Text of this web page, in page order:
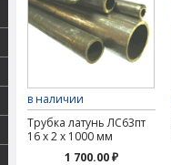
в наличии
Трубка латунь ЛС63пт
16 х 2 х 1000 мм
1 700.00 ₽